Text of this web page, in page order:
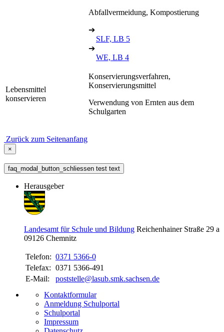
Abfallvermeidung, Kompostierung
➔
SLF, LB 5
➔
WE, LB 4
Lebensmittel
konservieren
Konservierungsverfahren,
Konservierungsmittel
Verwendung von Ernten aus dem
Schulgarten
Zurück zum Seitenanfang
×
faq_modal_button_schliessen test text
Herausgeber
Landesamt für Schule und Bildung Reichenhainer Straße 29 a
09126 Chemnitz
Telefon: 0371 5366-0
Telefax: 0371 5366-491
E-Mail:
poststelle@lasub.smk.sachsen.de
Kontaktformular
Anmeldung Schulportal
Schulportal
Impressum